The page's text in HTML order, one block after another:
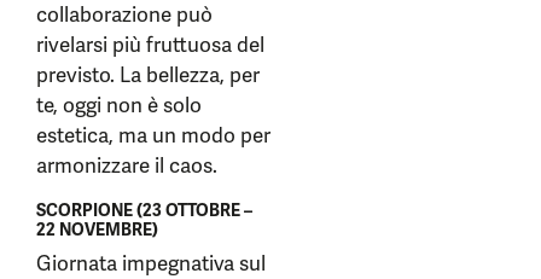
collaborazione può
rivelarsi più fruttuosa del
previsto. La bellezza, per
te, oggi non è solo
estetica, ma un modo per
armonizzare il caos.
SCORPIONE (23 OTTOBRE –
22 NOVEMBRE)
Giornata impegnativa sul